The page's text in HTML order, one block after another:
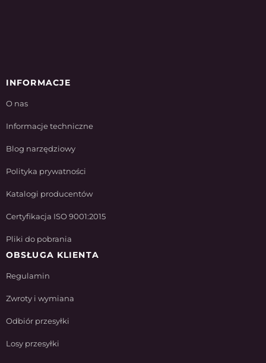
INFORMACJE
O nas
Informacje techniczne
Blog narzędziowy
Polityka prywatności
Katalogi producentów
Certyfikacja ISO 9001:2015
Pliki do pobrania
OBSŁUGA KLIENTA
Regulamin
Zwroty i wymiana
Odbiór przesyłki
Losy przesyłki